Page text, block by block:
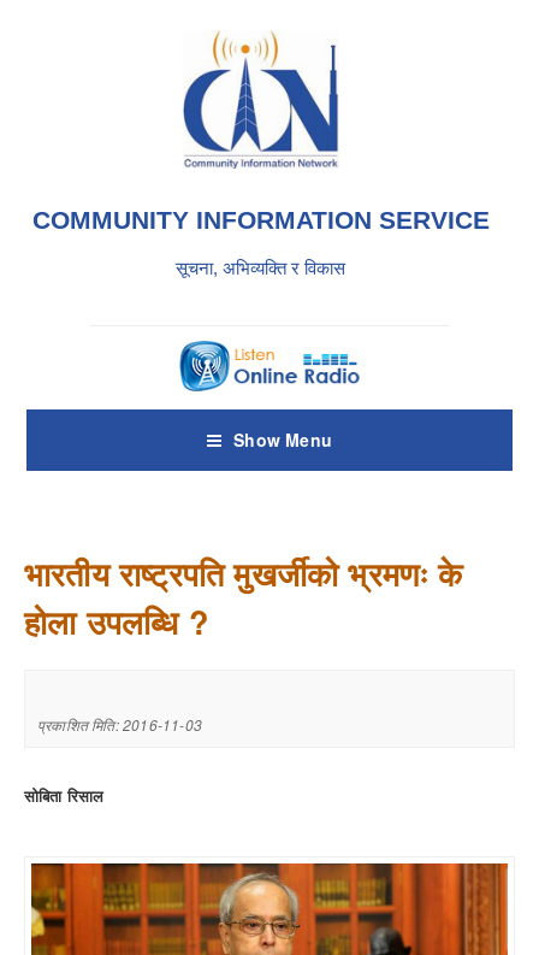
COMMUNITY INFORMATION SERVICE
सूचना, अभिव्यक्ति र विकास
Show Menu
भारतीय राष्ट्रपति मुखर्जीको भ्रमणः के
होला उपलब्धि ?
प्रकाशित मिति: 2016-11-03
सोबिता रिसाल